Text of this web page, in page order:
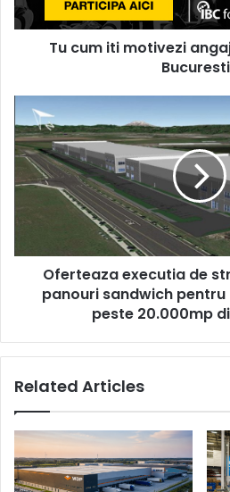
si
Bucuresti?
Tu cum iti motivezi
executia
de
structuri
metalice
panouri
pentru
depozite
20.000mp
jud.
Oferteaza executia de
panouri sandwich
peste 20.000mp
Related Articles